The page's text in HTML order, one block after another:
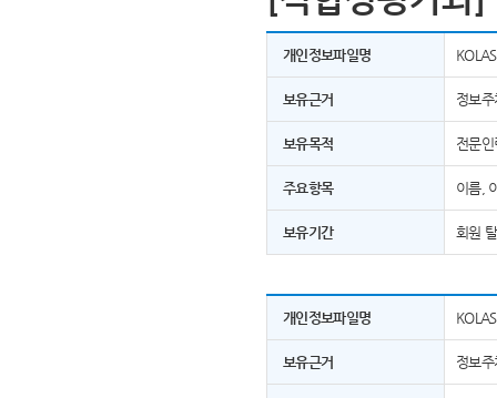
개인정보파일명
보유근거 정보
보유목적 전문
주요항목 이름,
보유기간 회원
개인정보파일명
보유근거 정보